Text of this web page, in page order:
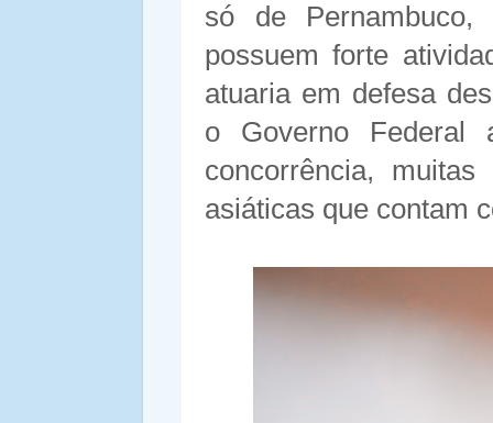
só de
possuem forte
atuaria em defesa
o Governo Federal
concorrência,
asiáticas que contam